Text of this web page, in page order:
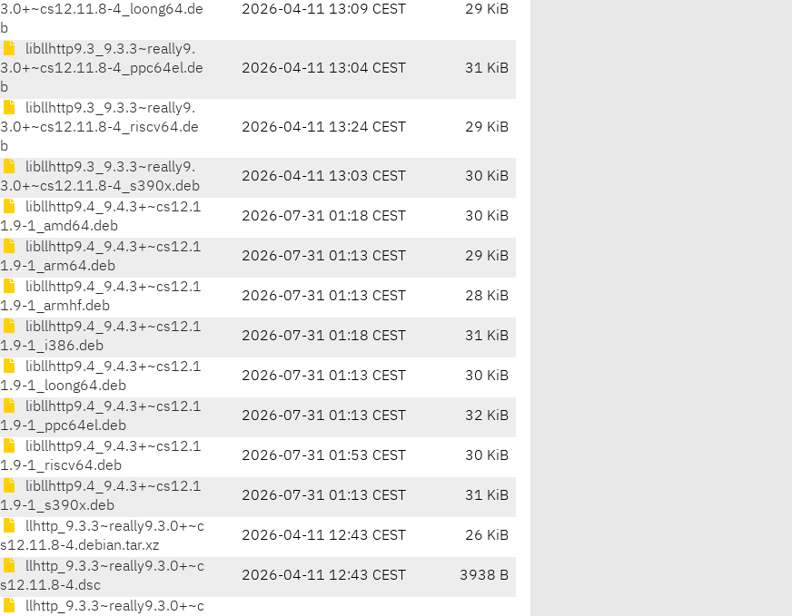
3.0+~cs12.11.8-4_loong64.de
b
2026-04-11 13:09 CEST 29 KiB
libllhttp9.3_9.3.3~really9.
3.0+~cs12.11.8-4_ppc64el.de
b
2026-04-11 13:04 CEST 31 KiB
libllhttp9.3_9.3.3~really9.
3.0+~cs12.11.8-4_riscv64.de
b
2026-04-11 13:24 CEST 29 KiB
libllhttp9.3_9.3.3~really9.
3.0+~cs12.11.8-4_s390x.deb
2026-04-11 13:03 CEST 30 KiB
libllhttp9.4_9.4.3+~cs12.1
1.9-1_amd64.deb
2026-07-31 01:18 CEST 30 KiB
libllhttp9.4_9.4.3+~cs12.1
1.9-1_arm64.deb
2026-07-31 01:13 CEST 29 KiB
libllhttp9.4_9.4.3+~cs12.1
1.9-1_armhf.deb
2026-07-31 01:13 CEST 28 KiB
libllhttp9.4_9.4.3+~cs12.1
1.9-1_i386.deb
2026-07-31 01:18 CEST 31 KiB
libllhttp9.4_9.4.3+~cs12.1
1.9-1_loong64.deb
2026-07-31 01:13 CEST 30 KiB
libllhttp9.4_9.4.3+~cs12.1
1.9-1_ppc64el.deb
2026-07-31 01:13 CEST 32 KiB
libllhttp9.4_9.4.3+~cs12.1
1.9-1_riscv64.deb
2026-07-31 01:53 CEST 30 KiB
libllhttp9.4_9.4.3+~cs12.1
1.9-1_s390x.deb
2026-07-31 01:13 CEST 31 KiB
llhttp_9.3.3~really9.3.0+~c
s12.11.8-4.debian.tar.xz
2026-04-11 12:43 CEST 26 KiB
llhttp_9.3.3~really9.3.0+~c
s12.11.8-4.dsc
2026-04-11 12:43 CEST 3938 B
llhttp_9.3.3~really9.3.0+~c